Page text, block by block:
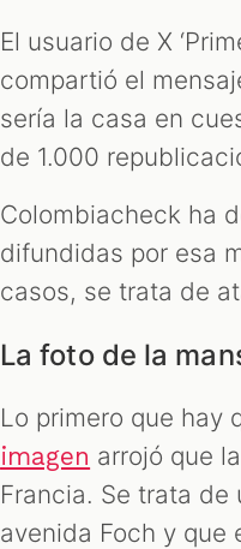
El usuario de X
compartió el
sería la casa en
de 1.000
Colombiacheck ha
difundidas por esa
casos, se trata de
La foto de la
Lo primero que hay
imagen arrojó que
Francia. Se trata
avenida Foch y que